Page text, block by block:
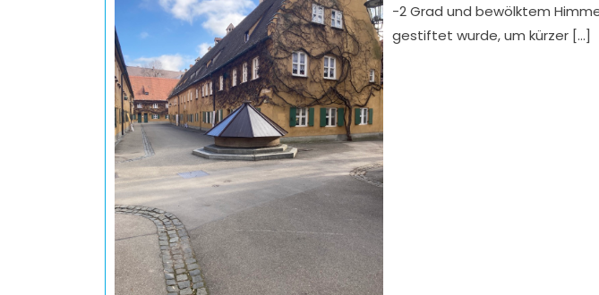
-2 Grad und bewölktem
gestiftet wurde, um kürzer […]